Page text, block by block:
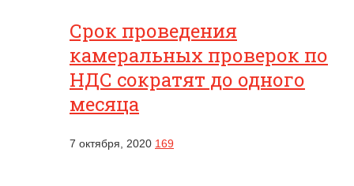
Срок проведения
камеральных проверок по
НДС сократят до одного
месяца
7 октября, 2020 169